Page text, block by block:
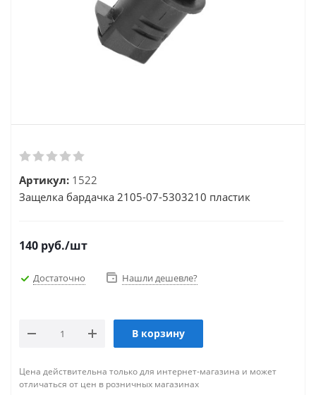
Артикул: 1522
Защелка бардачка 2105-07-5303210 пластик
140 руб./шт
Достаточно Нашли дешевле?
В корзину
Цена действительна только для интернет-магазина и может
отличаться от цен в розничных магазинах